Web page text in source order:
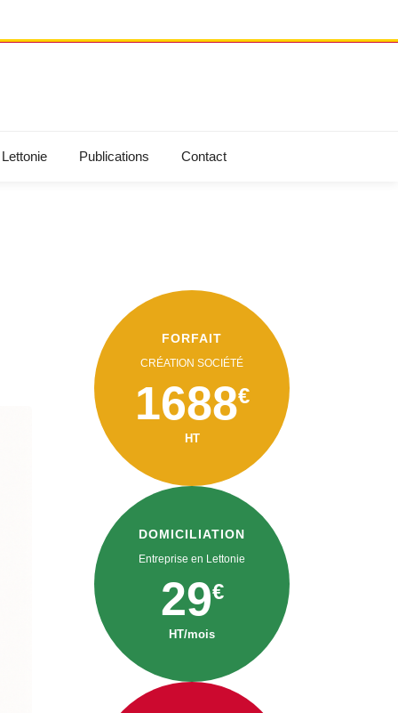
Publications Contact
FORFAIT
CRÉATION SOCIÉTÉ
1688€
HT
DOMICILIATION
Entreprise en Lettonie
29€
HT/mois